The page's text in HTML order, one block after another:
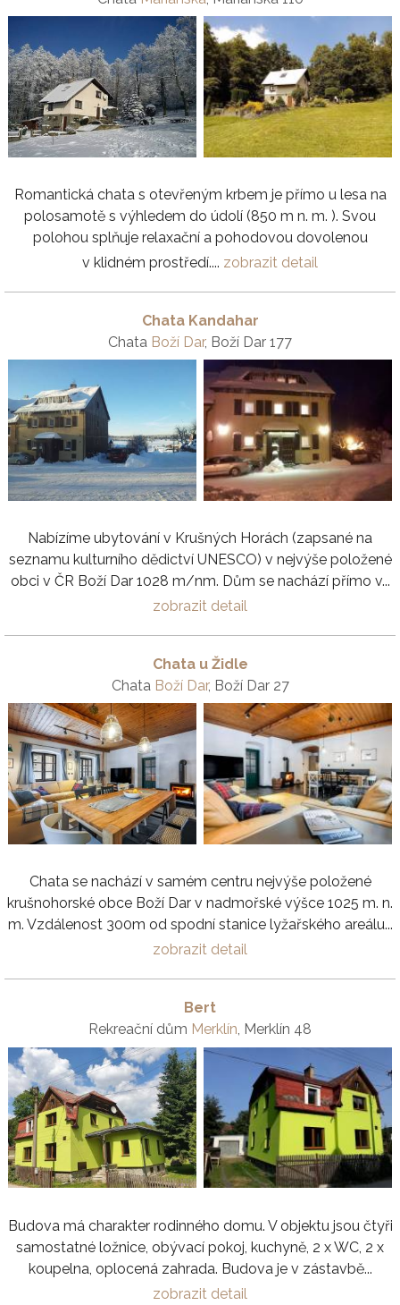
Romantická chata s otevřeným krbem je přímo u lesa na
polosamotě s výhledem do údolí (850 m n. m. ). Svou
polohou splňuje relaxační a pohodovou dovolenou
v klidném prostředí.... zobrazit detail
Chata Kandahar
Chata Boží Dar, Boží Dar 177
Nabízíme ubytování v Krušných Horách (zapsané na
seznamu kulturního dědictví UNESCO) v nejvýše položené
obci v ČR Boží Dar 1028 m/nm. Dům se nachází přímo v...
zobrazit detail
Chata u Židle
Chata Boží Dar, Boží Dar 27
Chata se nachází v samém centru nejvýše položené
krušnohorské obce Boží Dar v nadmořské výšce 1025 m. n.
m. Vzdálenost 300m od spodní stanice lyžařského areálu...
zobrazit detail
Bert
Rekreační dům Merklín, Merklín 48
Budova má charakter rodinného domu. V objektu jsou čtyři
samostatné ložnice, obývací pokoj, kuchyně, 2 x WC, 2 x
koupelna, oplocená zahrada. Budova je v zástavbě...
zobrazit detail